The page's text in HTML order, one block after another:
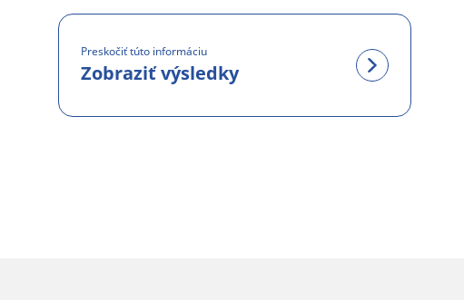
Preskočiť túto informáciu
Zobraziť výsledky